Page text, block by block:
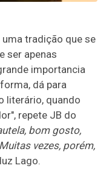
tradição que se
ser apenas
importancia
dá para
literário, quando
repete JB do
bom gosto,
vezes, porém,
Lago.